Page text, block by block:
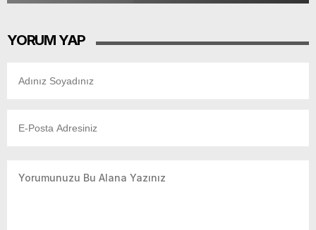
YORUM YAP